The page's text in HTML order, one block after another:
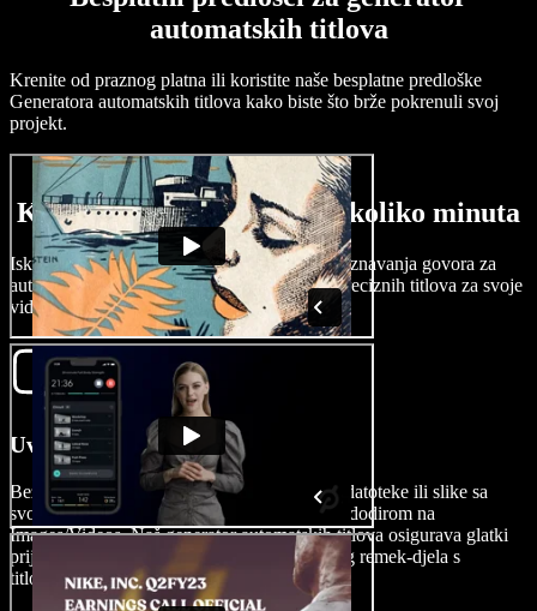
automatskih titlova
Krenite od praznog platna ili koristite naše besplatne predloške
Generatora automatskih titlova kako biste što brže pokrenuli svoj
projekt.
Kako napraviti titlove u nekoliko minuta
Iskoristite snagu umjetne inteligencije i prepoznavanja govora za
automatsku transkripciju i brzo generiranje preciznih titlova za svoje
videe uz Speechify Studio.
Uvezite svoj video
Bez problema učitajte video datoteke, audio datoteke ili slike sa
svog računala, iPhonea, Androida ili kamere dodirom na
Images/Videos. Naš generator automatskih titlova osigurava glatki
prijelaz od vašeg sirovog sadržaja do gotovog remek-djela s
titlovima.